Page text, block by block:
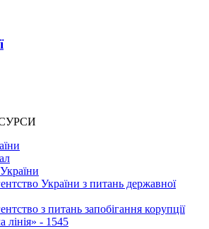
України з питань державної
з питань запобігання корупції
лінія» - 1545